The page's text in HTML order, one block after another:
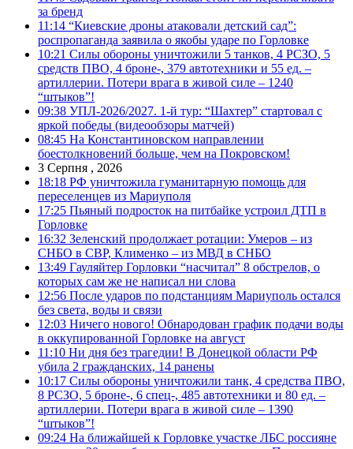
за бренд
11:14 “Киевские дроны атаковали детский сад”:
роспропаганда заявила о якобы ударе по Горловке
10:21 Силы обороны уничтожили 5 танков, 4 РСЗО, 5
средств ПВО, 4 броне-, 379 автотехники и 55 ед. –
артиллерии. Потери врага в живой силе – 1240
“штыков”!
09:38 УПЛ-2026/2027. 1-й тур: “Шахтер” стартовал с
яркой победы (видеообзоры матчей)
08:45 На Константиновском направлении
боестолкновений больше, чем на Покровском!
3 Серпня , 2026
18:18 РФ уничтожила гуманитарную помощь для
переселенцев из Мариуполя
17:25 Пьяный подросток на питбайке устроил ДТП в
Горловке
16:32 Зеленский продолжает ротации: Умеров – из
СНБО в СВР, Клименко – из МВД в СНБО
13:49 Гауляйтер Горловки “насчитал” 8 обстрелов, о
которых сам же не написал ни слова
12:56 После ударов по подстанциям Мариуполь остался
без света, воды и связи
12:03 Ничего нового! Обнародован график подачи воды
в оккупированной Горловке на август
11:10 Ни дня без трагедии! В Донецкой области РФ
убила 2 гражданских, 14 ранены
10:17 Силы обороны уничтожили танк, 4 средства ПВО,
8 РСЗО, 5 броне-, 6 спец-, 485 автотехники и 80 ед. –
артиллерии. Потери врага в живой силе – 1390
“штыков”!
09:24 На ближайшей к Горловке участке ЛБС россияне